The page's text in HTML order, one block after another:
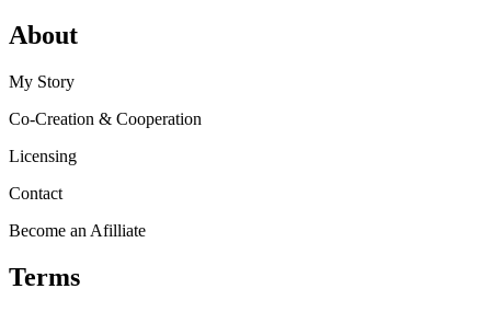
About
My Story
Co-Creation & Cooperation
Licensing
Contact
Become an Afilliate
Terms